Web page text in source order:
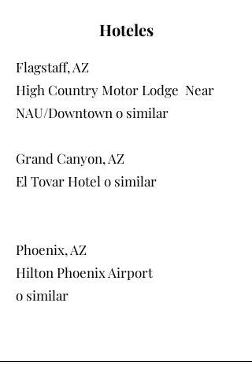
Hoteles
Flagstaff, AZ
High Country Motor Lodge Near
NAU/Downtown o similar
Grand Canyon, AZ
El Tovar Hotel o similar
Phoenix, AZ
Hilton Phoenix Airport
o similar